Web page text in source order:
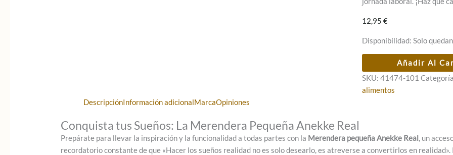
12,95€
Disponibilidad: Solo
Merendera
pequeña
Anekke
Real
Añadir Al
SKU:41474-101
alimentos
DescripciónInformación adicionalMarcaOpiniones
Conquista tus Sueños: La Merendera Pequeña Anekke Real
Prepárate para llevar la inspiración y la funcionalidad a todas partes con la Merendera pequeña Anekke Real, un
recordatorio constante de que «Hacer los sueños realidad no es solo desearlo, es atreverse a convertirlos en